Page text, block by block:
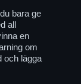
bara ge
all
en
om
och lägga